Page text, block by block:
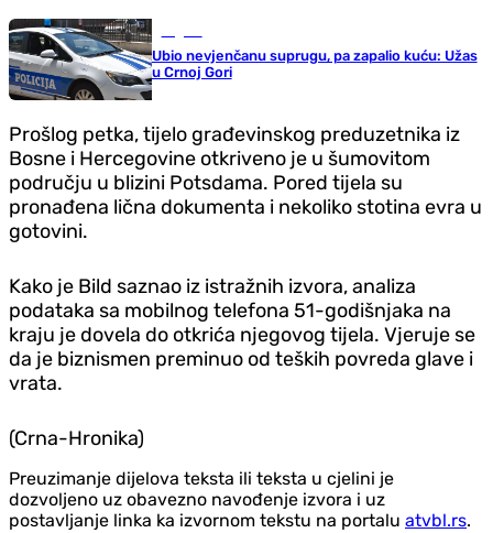
Ubio nevjenčanu suprugu, pa zapalio kuću: Užas
u Crnoj Gori
Prošlog petka, tijelo građevinskog preduzetnika iz
Bosne i Hercegovine otkriveno je u šumovitom
području u blizini Potsdama. Pored tijela su
pronađena lična dokumenta i nekoliko stotina evra u
gotovini.
Kako je Bild saznao iz istražnih izvora, analiza
podataka sa mobilnog telefona 51-godišnjaka na
kraju je dovela do otkrića njegovog tijela. Vjeruje se
da je biznismen preminuo od teških povreda glave i
vrata.
(Crna-Hronika)
Preuzimanje dijelova teksta ili teksta u cjelini je
dozvoljeno uz obavezno navođenje izvora i uz
postavljanje linka ka izvornom tekstu na portalu atvbl.rs.